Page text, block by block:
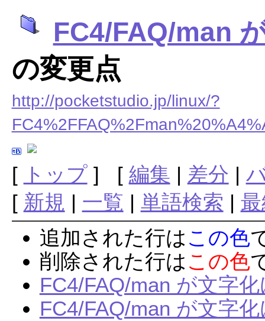
FC4/FAQ/man
の変更点
http://pocketstudio.jp/linux/?
[ トップ] [ 編集 | 差分 |
[ 新規 | 一覧 | 単語検索 |
追加された行は この色
削除された行は この色
FC4/FAQ/man が文字
FC4/FAQ/man が文字